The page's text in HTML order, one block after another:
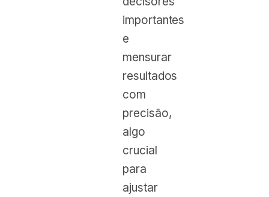
importantes
e
mensurar
resultados
com
precisão,
algo
crucial
para
ajustar